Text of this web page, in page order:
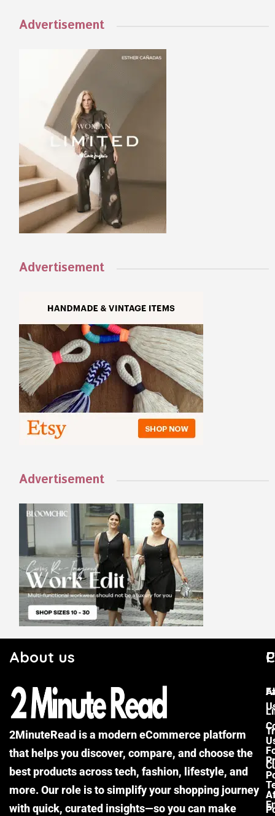
Advertisement
Advertisement
Advertisement
About us
2MinuteRead is a modern eCommerce platform
that helps you discover, compare, and choose the
best products across tech, fashion, lifestyle, and
more. Our role is to simplify your shopping journey
with quick, curated insights—so you can make